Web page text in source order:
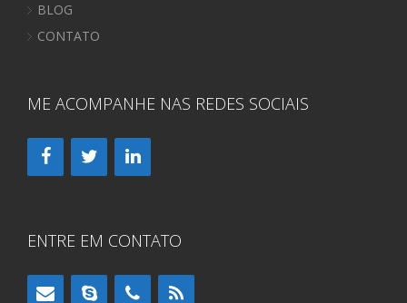
BLOG
CONTATO
ME ACOMPANHE NAS REDES SOCIAIS
ENTRE EM CONTATO